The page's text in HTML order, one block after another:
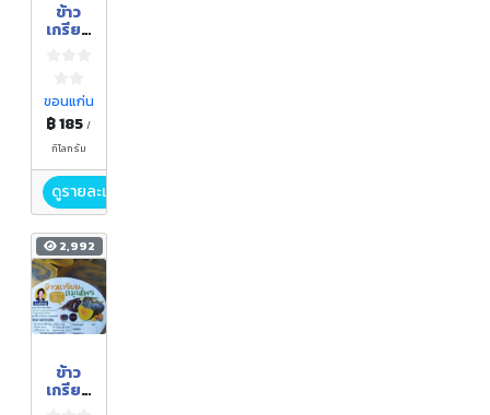
ข้าว
เกรียบ
ดิบ)
ขอนแก่น
฿ 185/
กิโลกรัม
ดูรายละเอียด
2,992
ข้าว
เกรียบ